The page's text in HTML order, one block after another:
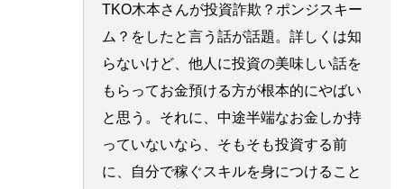
TKO木本さんが投資詐欺？ポンジスキー
ム？をしたと言う話が話題。詳しくは知
らないけど、他人に投資の美味しい話を
もらってお金預ける方が根本的にやばい
と思う。それに、中途半端なお金しか持
っていないなら、そもそも投資する前
に、自分で稼ぐスキルを身につけること